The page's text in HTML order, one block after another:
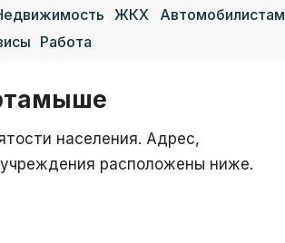
ЖКХ Автомобилистам
Работа
населения. Адрес,
расположены ниже.